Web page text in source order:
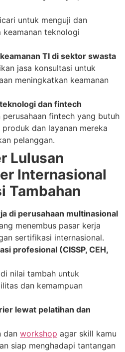
untuk menguji dan
keamanan teknologi
TI di sektor swasta
jasa konsultasi untuk
meningkatkan keamanan
dan fintech
fintech yang butuh
dan layanan mereka
pelanggan.
Lulusan
Internasional
Tambahan
di perusahaan multinasional
menembus pasar kerja
sertifikasi internasional.
profesional (CISSP, CEH,
nilai tambah untuk
dan kemampuan
lewat pelatihan dan
dan workshop agar skill kamu
siap menghadapi tantangan